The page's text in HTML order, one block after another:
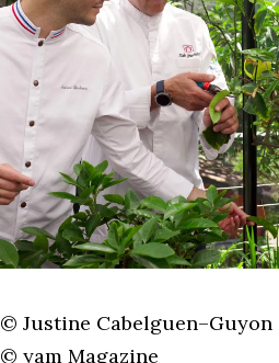
© Justine Cabelguen–Guyon
© yam Magazine